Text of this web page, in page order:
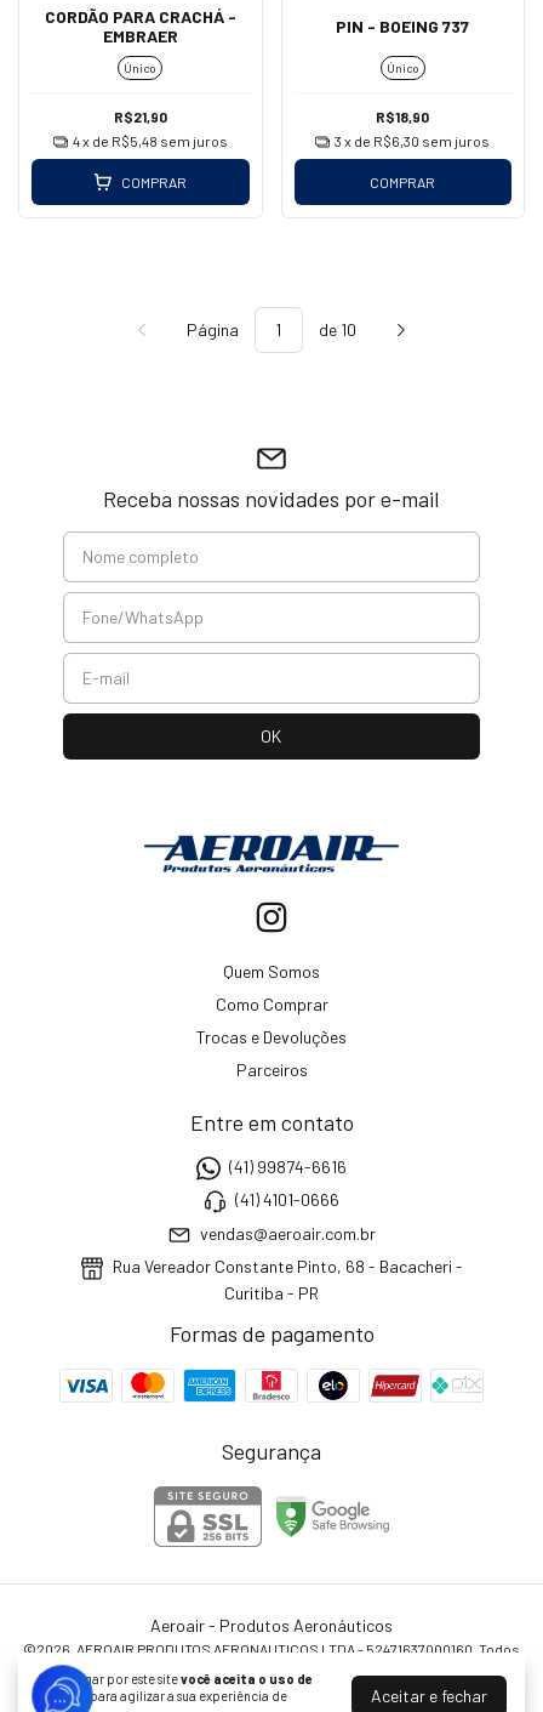
Ao navegar por este sitevocê aceita o uso de
cookies
para agilizar a sua experiência de
Aceitar e fechar
CORDÃO PARA CRACHÁ -
EMBRAER
Único
R$21,90
4x de R$5,48 sem juros
COMPRAR
PIN - BOEING 737
Único
R$18,90
3 x de R$6,30 sem juros
COMPRAR
Página de 10
Receba nossas novidades por e-mail
Quem Somos
Como Comprar
Trocas e Devoluções
Parceiros
Entre em contato
(41) 99874-6616
(41) 4101-0666
vendas@aeroair.com.br
Rua Vereador Constante Pinto, 68 - Bacacheri -
Curitiba - PR
Formas de pagamento
Segurança
Aeroair - Produtos Aeronáuticos
©2026. AEROAIR PRODUTOS AERONAUTICOS LTDA - 52471637000160. Todos